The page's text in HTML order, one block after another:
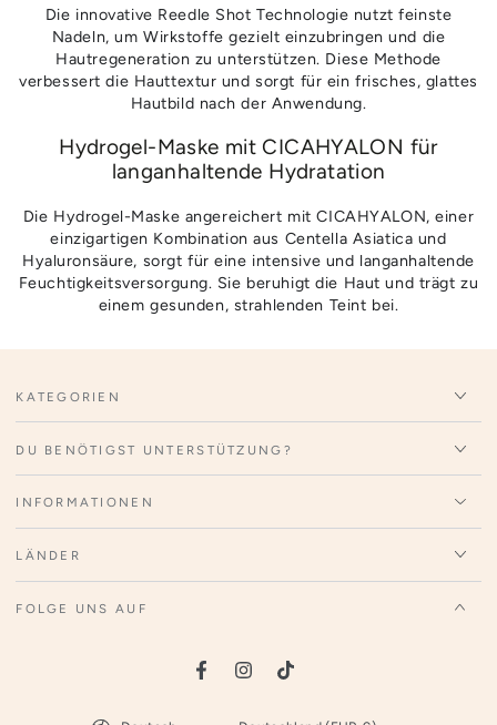
Die innovative Reedle Shot Technologie nutzt feinste
Nadeln, um Wirkstoffe gezielt einzubringen und die
Hautregeneration zu unterstützen. Diese Methode
verbessert die Hauttextur und sorgt für ein frisches, glattes
Hautbild nach der Anwendung.
Hydrogel-Maske mit CICAHYALON für
langanhaltende Hydratation
Die Hydrogel-Maske angereichert mit CICAHYALON, einer
einzigartigen Kombination aus Centella Asiatica und
Hyaluronsäure, sorgt für eine intensive und langanhaltende
Feuchtigkeitsversorgung. Sie beruhigt die Haut und trägt zu
einem gesunden, strahlenden Teint bei.
KATEGORIEN
DU BENÖTIGST UNTERSTÜTZUNG?
INFORMATIONEN
LÄNDER
FOLGE UNS AUF
FacebookInstagram
TikTok